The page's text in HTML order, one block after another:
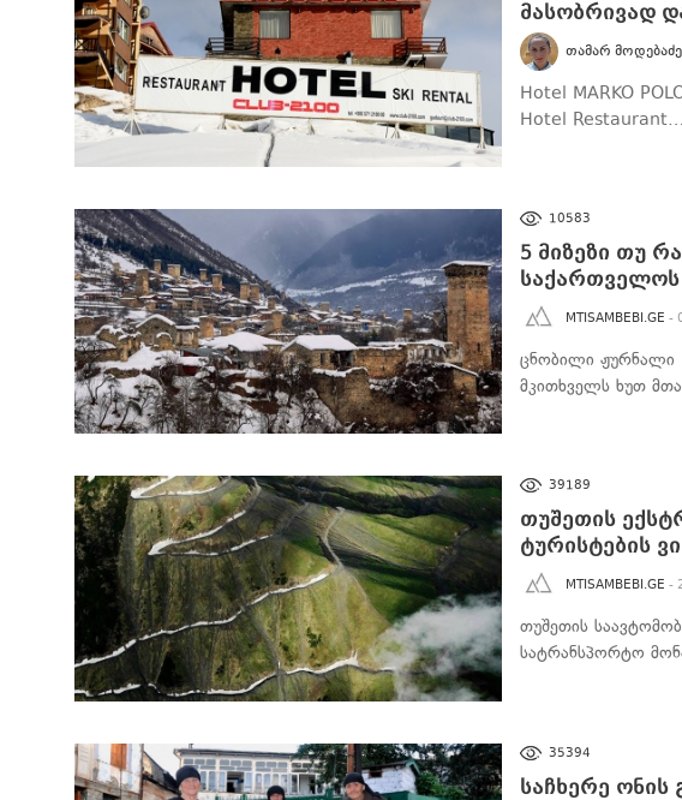
მასობრივად
ᲗᲐᲛᲐᲠ ᲛᲝᲓᲔᲑᲐᲫᲔ
Hotel MARKO
Hotel Restaurant…
10583
5 მიზეზი თუ
საქართველოს
MTISAMBEBI.GE -
ცნობილი ჟურნალი
მკითხველს ხუთ
39189
თუშეთის
ტურისტების
MTISAMBEBI.GE -
თუშეთის
სატრანსპორტო
35394
საჩხერე ონის